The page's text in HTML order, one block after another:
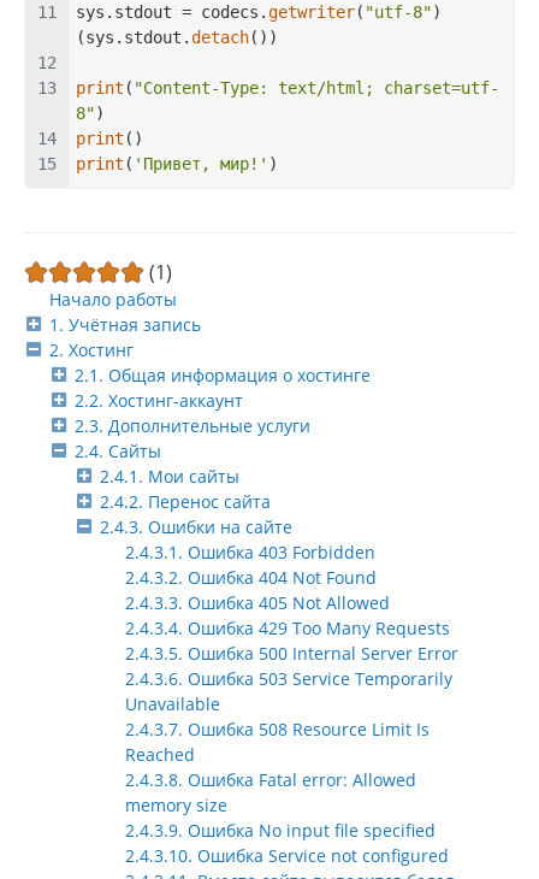
Начало работы
1. Учётная запись
2. Хостинг
2.1. Общая информация о хостинге
2.2. Хостинг-аккаунт
2.3. Дополнительные услуги
2.4. Сайты
2.4.1. Мои сайты
2.4.2. Перенос сайта
2.4.3. Ошибки на сайте
2.4.3.1. Ошибка 403 Forbidden
2.4.3.2. Ошибка 404 Not Found
2.4.3.3. Ошибка 405 Not Allowed
2.4.3.4. Ошибка 429 Too Many Requests
2.4.3.5. Ошибка 500 Internal Server Error
2.4.3.6. Ошибка 503 Service Temporarily
Unavailable
2.4.3.7. Ошибка 508 Resource Limit Is
Reached
2.4.3.8. Ошибка Fatal error: Allowed
memory size
2.4.3.9. Ошибка No input file specified
2.4.3.10. Ошибка Service not configured
sys.stdout = codecs.getwriter( "utf-8")
(sys.stdout.detach())
print ( "Content-Type: text/html; charset=utf-
8")
print ()
print ( 'Привет, мир!' )
(1)